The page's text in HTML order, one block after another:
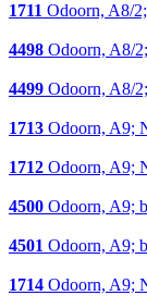
1711 Odoorn, A8/
4498 Odoorn, A8/
4499 Odoorn, A8/
1713 Odoorn, A9;
1712 Odoorn, A9;
4500 Odoorn, A9;
4501 Odoorn, A9;
1714 Odoorn, A9;